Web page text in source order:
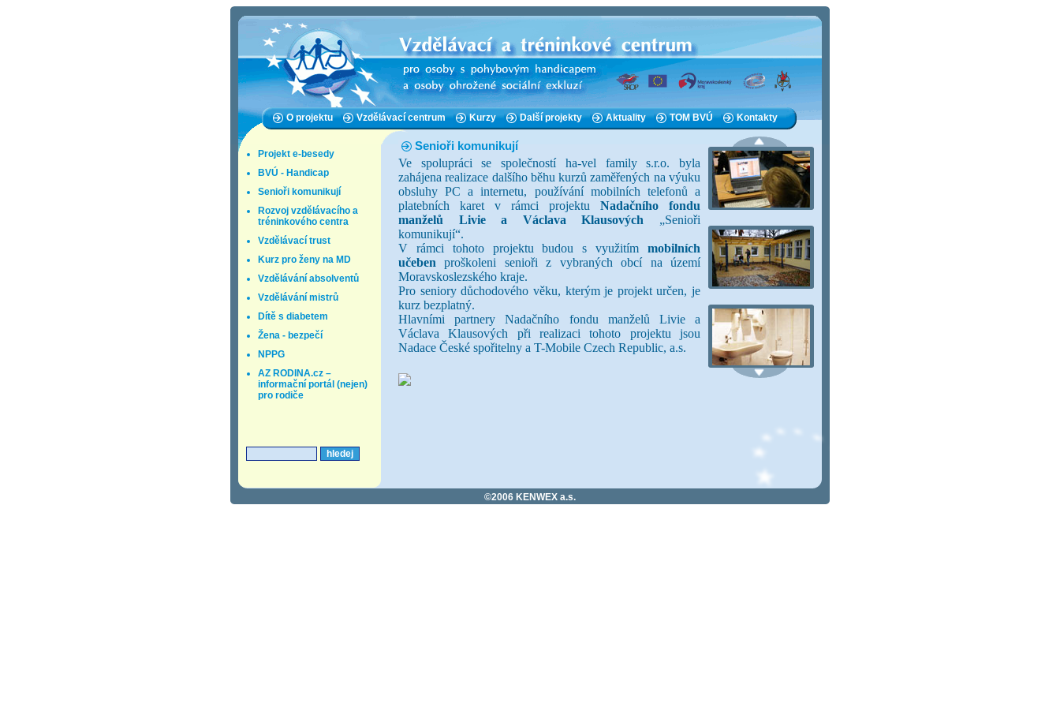
O projektu Vzdělávací centrum Kurzy Další projekty Aktuality TOM BVÚ Kontakty
Projekt e-besedy
BVÚ - Handicap
Senioři komunikují
Rozvoj vzdělávacího a
tréninkového centra
Vzdělávací trust
Kurz pro ženy na MD
Vzdělávání absolventů
Vzdělávání mistrů
Dítě s diabetem
Žena - bezpečí
NPPG
AZ RODINA.cz –
informační portál (nejen)
pro rodiče
Senioři komunikují
Ve spolupráci se společností ha-vel family s.r.o. byla
zahájena realizace dalšího běhu kurzů zaměřených na výuku
obsluhy PC a internetu, používání mobilních telefonů a
platebních karet v rámci projektu Nadačního fondu
manželů Livie a Václava Klausových „Senioři
komunikují“.
V rámci tohoto projektu budou s využitím mobilních
učeben proškoleni senioři z vybraných obcí na území
Moravskoslezského kraje.
Pro seniory důchodového věku, kterým je projekt určen, je
kurz bezplatný.
Hlavními partnery Nadačního fondu manželů Livie a
Václava Klausových při realizaci tohoto projektu jsou
Nadace České spořitelny a T-Mobile Czech Republic, a.s.
©2006 KENWEX a.s.